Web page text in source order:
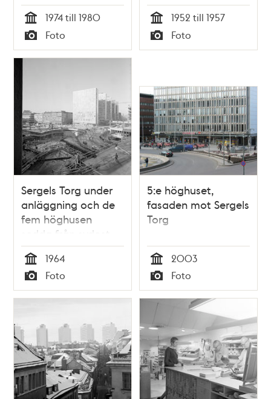
Tid
1974 till 1980
Typ
Foto Tid
1952 till 1957
Typ
Foto
Sergels Torg under
anläggning och de
fem höghusen
sedda från sydost
Tid
1964
Typ
Foto
5:e höghuset,
fasaden mot Sergels
Torg
Tid
2003
Typ
Foto